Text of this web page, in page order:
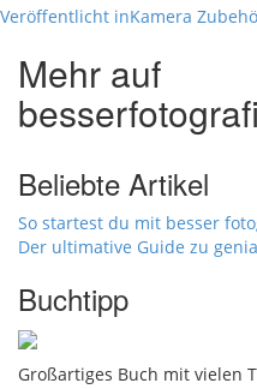
Veröffentlicht inKamera
Mehr auf
Beliebte Artikel
So startest du mit besser
Der ultimative Guide zu
Buchtipp
Großartiges Buch mit vielen